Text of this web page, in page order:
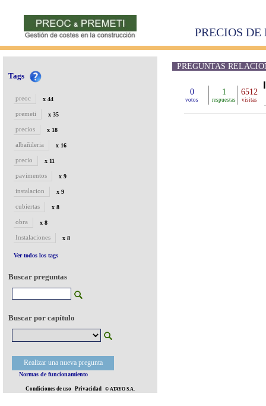
PRECIOS
Tags
preoc x 44
premeti x 35
precios x 18
albañileria x 16
precio x 11
pavimentos x 9
instalacion x 9
cubiertas x 8
obra x 8
Instalaciones x 8
Ver todos los tags
Buscar preguntas
Buscar por capítulo
Realizar una nueva pregunta
Normas de funcionamiento
Condiciones de uso Privacidad © ATAYO S.A.
PREGUNTAS
0
votos
1
respuestas
6512
visitas